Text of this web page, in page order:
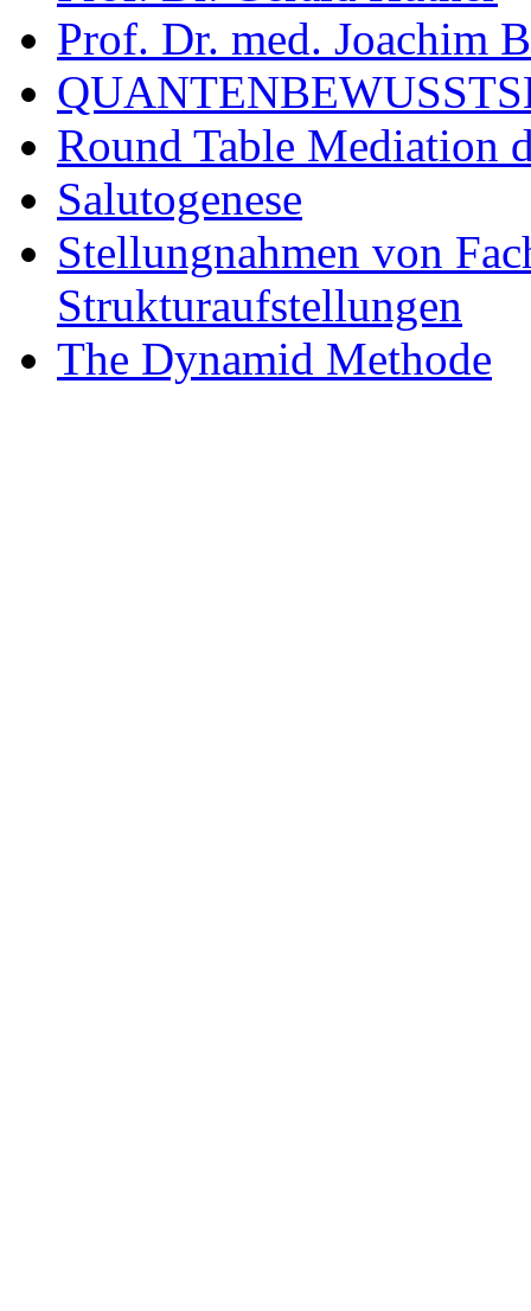
Prof. Dr. med. Joachim
Round Table Mediation
Salutogenese
Stellungnahmen von
Strukturaufstellungen
The Dynamid Methode